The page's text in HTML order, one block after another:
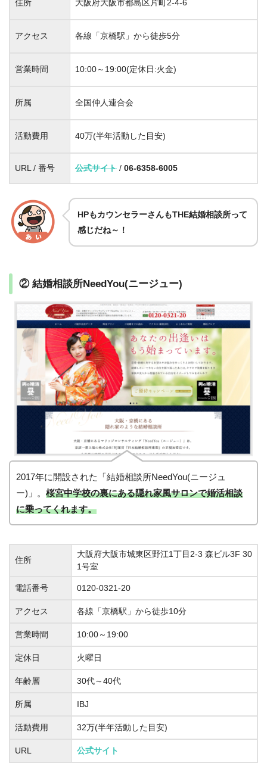
住所 大阪府大阪市都島区片町2-4-6
アクセス 各線「京橋駅」から徒歩5分
営業時間 10:00～19:00(定休日:火金)
所属 全国仲人連合会
活動費用 40万(半年活動した目安)
URL / 番号 公式サイト / 06-6358-6005
HPもカウンセラーさんもTHE結婚相談所って
感じだね～！
② 結婚相談所NeedYou(ニージュー)
2017年に開設された「結婚相談所NeedYou(ニージュ
ー)」。 桜宮中学校の裏にある隠れ家風サロンで婚活相談
に乗ってくれます。
住所
大阪府大阪市城東区野江1丁目2-3 森ビル3F 30
1号室
電話番号 0120-0321-20
アクセス 各線「京橋駅」から徒歩10分
営業時間 10:00～19:00
定休日 火曜日
年齢層 30代～40代
所属 IBJ
活動費用 32万(半年活動した目安)
URL 公式サイト